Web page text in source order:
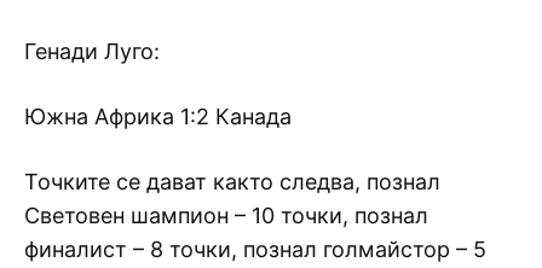
Генади Луго:
Южна Африка 1:2 Канада
Точките се дават както следва, познал
Световен шампион – 10 точки, познал
финалист – 8 точки, познал голмайстор – 5